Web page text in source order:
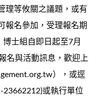
理等攸關之議題，或有
報名參加，受理報名期
士組自即日起至7月
名與活動訊息，歡迎上
），或逕
23662212)或執行單位